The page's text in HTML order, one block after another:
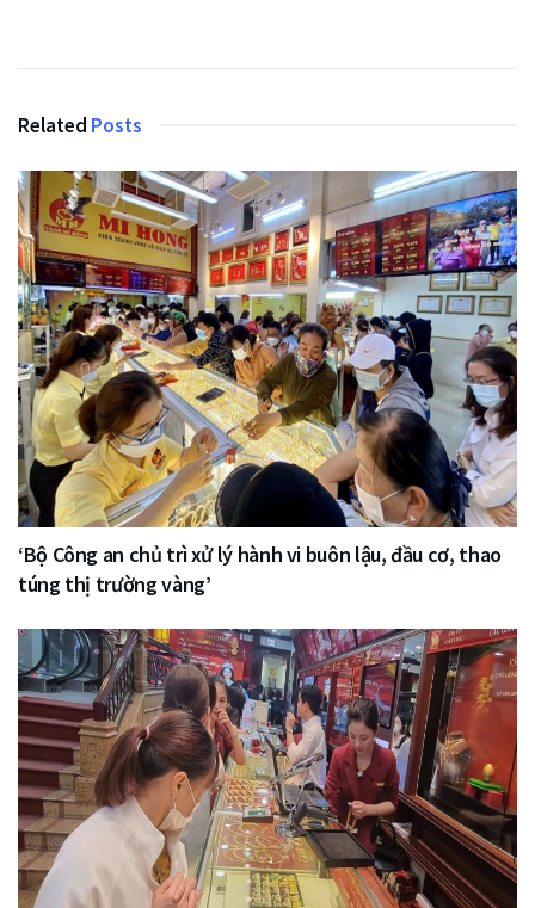
Related Posts
‘Bộ Công an chủ trì xử lý hành vi buôn lậu, đầu cơ, thao
túng thị trường vàng’